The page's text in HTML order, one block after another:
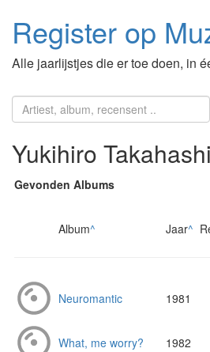
Register op
Alle jaarlijstjes die er toe doen, in
Yukihiro Takahashi
Gevonden Albums
Album^ Jaar^
Neuromantic 1981
What, me worry? 1982